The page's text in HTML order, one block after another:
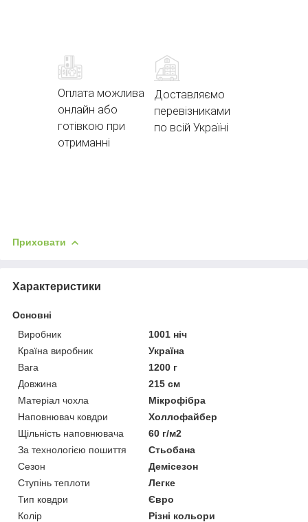
Оплата можлива
онлайн або
готівкою при
отриманні
Доставляємо
перевізниками
по всій Україні
Приховати
Характеристики
Основні
Виробник
1001 ніч
Країна виробник
Україна
Вага
1200 г
Довжина
215 см
Матеріал чохла
Мікрофібра
Наповнювач ковдри
Холлофайбер
Щільність наповнювача
60 г/м2
За технологією пошиття
Стьобана
Сезон
Демісезон
Ступінь теплоти
Легке
Тип ковдри
Євро
Колір
Різні кольори